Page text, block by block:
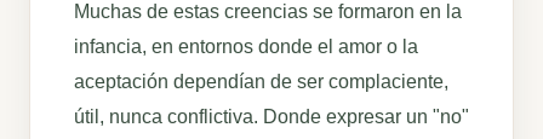
Muchas de estas creencias se formaron en la
infancia, en entornos donde el amor o la
aceptación dependían de ser complaciente,
útil, nunca conflictiva. Donde expresar un "no"